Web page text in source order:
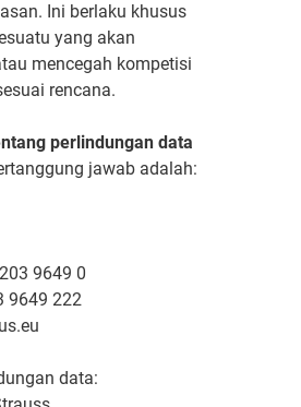
Ini berlaku khusus
yang akan
mencegah kompetisi
rencana.
perlindungan data
jawab adalah:
9649 0
9649 222
data: